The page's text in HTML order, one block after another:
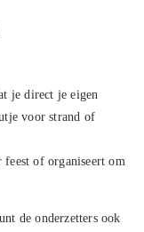
je direct je eigen
voor strand of
feest of organiseert om
de onderzetters ook